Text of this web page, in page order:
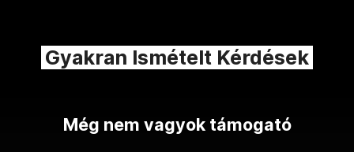
Gyakran Ismételt Kérdések
Még nem vagyok támogató